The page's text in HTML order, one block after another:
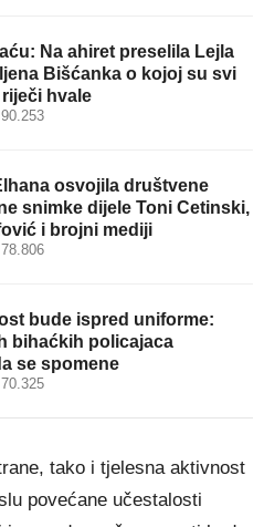
Na ahiret preselila Lejla
Bišćanka o kojoj su svi
hvale
osvojila društvene
snimke dijele Toni Cetinski,
i brojni mediji
bude ispred uniforme:
bihaćkih policajaca
se spomene
tako i tjelesna aktivnost
povećane učestalosti